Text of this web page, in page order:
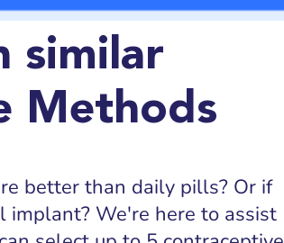
similar
Methods
better than daily pills? Or if
We're here to assist